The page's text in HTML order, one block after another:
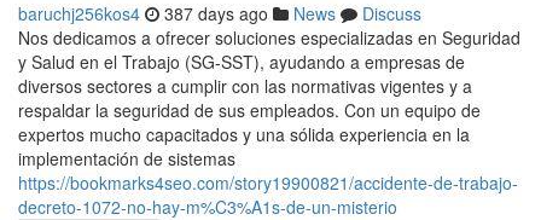
baruchj256kos4 387 days ago News
Discuss
Nos dedicamos a ofrecer soluciones especializadas en Seguridad
y Salud en el Trabajo (SG-SST), ayudando a empresas de
diversos sectores a cumplir con las normativas vigentes y a
respaldar la seguridad de sus empleados. Con un equipo de
expertos mucho capacitados y una sólida experiencia en la
implementación de sistemas
https://bookmarks4seo.com/story19900821/accidente-de-trabajo-
decreto-1072-no-hay-m%C3%A1s-de-un-misterio